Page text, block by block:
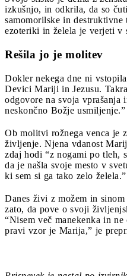
izkušnjo, in odkrila, da so
samomorilske in
ezoteriki in želela je verjeti v
Rešila jo je molitev
Dokler nekega dne ni
Devici Mariji in Jezusu.
odgovore na svoja vprašanja
neskončno Božje usmiljenje.”
Ob molitvi rožnega venca je
življenje. Njena vdanost
zdaj hodi “z nogami po tleh,
da je našla svoje mesto v
ki sem si ga tako zelo želela.”
Danes živi z možem in
zato, da pove o svoji
“Nisem več manekenka in
pravi vzor je Marija,” je